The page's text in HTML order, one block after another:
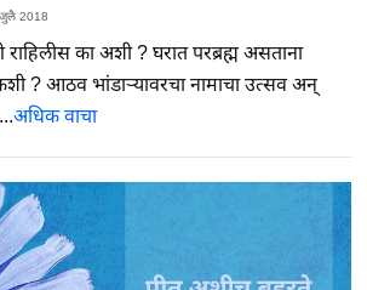
2018
का अशी ? घरात परब्रह्म असताना
? आठव भांडाऱ्यावरचा नामाचा उत्सव अन्‌
अधिक वाचा